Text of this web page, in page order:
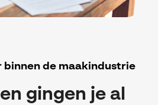
de maakindustrie
gingen je al